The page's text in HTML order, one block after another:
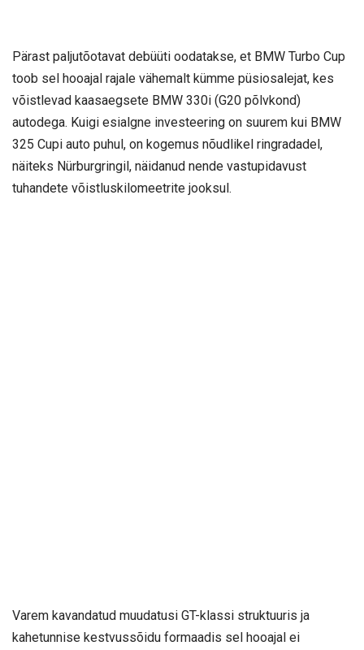
Pärast paljutõotavat debüüti oodatakse, et BMW Turbo Cup
toob sel hooajal rajale vähemalt kümme püsiosalejat, kes
võistlevad kaasaegsete BMW 330i (G20 põlvkond)
autodega. Kuigi esialgne investeering on suurem kui BMW
325 Cupi auto puhul, on kogemus nõudlikel ringradadel,
näiteks Nürburgringil, näidanud nende vastupidavust
tuhandete võistluskilomeetrite jooksul.
Varem kavandatud muudatusi GT-klassi struktuuris ja
kahetunnise kestvussõidu formaadis sel hooajal ei